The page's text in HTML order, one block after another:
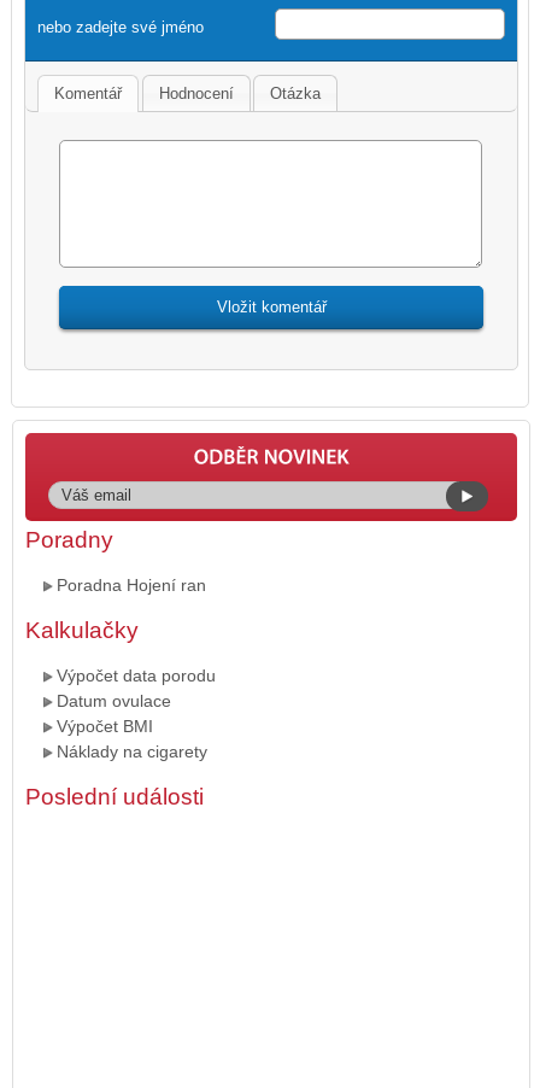
nebo zadejte své jméno
Komentář Hodnocení Otázka
Poradny
Poradna Hojení ran
Kalkulačky
Výpočet data porodu
Datum ovulace
Výpočet BMI
Náklady na cigarety
Poslední události